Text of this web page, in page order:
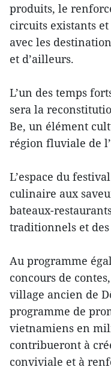
produits, le
circuits existants
avec les
et d’ailleurs.
L’un des temps
sera la
Be, un élément
région fluviale de
L’espace du
culinaire aux
bateaux-
traditionnels et
Au programme
concours de
village ancien de
programme de
vietnamiens en
contribueront à
conviviale et à